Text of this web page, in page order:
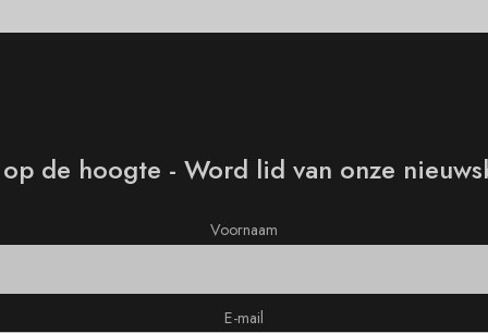
de hoogte - Word lid van onze
Voornaam
E-mail